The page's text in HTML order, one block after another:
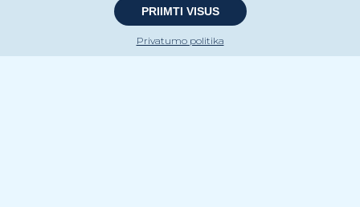
Paskola saulės elektrinei
PRIIMTI VISUS
Privatumo politika